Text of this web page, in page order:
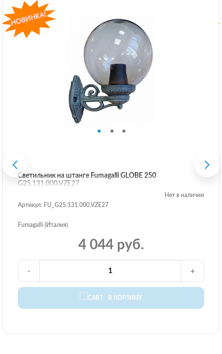
Светильник на штанге Fumagalli GLOBE 250
G25.131.000.VZE27
Нет в наличии
Артикул: FU_G25.131.000.VZE27
Fumagalli (Италия)
4 044 руб.
В КОРЗИНУ
- +